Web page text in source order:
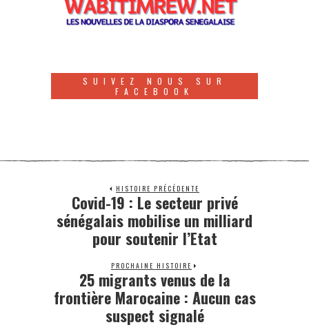
SUIVEZ NOUS SUR
FACEBOOK
HISTOIRE PRÉCÉDENTE
Covid-19 : Le secteur privé
sénégalais mobilise un milliard
pour soutenir l’Etat
PROCHAINE HISTOIRE
25 migrants venus de la
frontière Marocaine : Aucun cas
suspect signalé